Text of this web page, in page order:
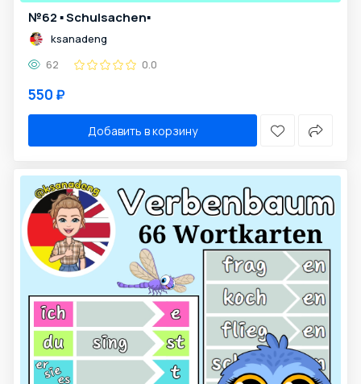
№62 ▪️ Schulsachen▪️
ksanadeng
62
0.0
550 ₽
Добавить в корзину